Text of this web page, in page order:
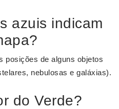
azuis indicam
posições de alguns objetos
nebulosas e galáxias).
do Verde?